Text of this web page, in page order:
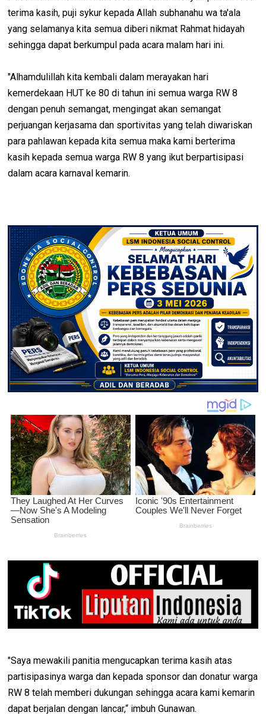
terima kasih, puji sykur kepada Allah subhanahu wa ta'ala
yang selamanya kita semua diberi nikmat Rahmat hidayah
sehingga dapat berkumpul pada acara malam hari ini.
"Alhamdulillah kita kembali dalam merayakan hari
kemerdekaan HUT ke 80 di tahun ini semua warga RW 8
dengan penuh semangat, mengingat akan semangat
perjuangan kerjasama dan sportivitas yang telah diwariskan
para pahlawan kepada kita semua maka kami berterima
kasih kepada semua warga RW 8 yang ikut berpartisipasi
dalam acara karnaval kemarin.
"Saya mewakili panitia mengucapkan terima kasih atas
partisipasinya warga dan kepada sponsor dan donatur warga
RW 8 telah memberi dukungan sehingga acara kami kemarin
dapat berjalan dengan lancar,“ imbuh Gunawan.